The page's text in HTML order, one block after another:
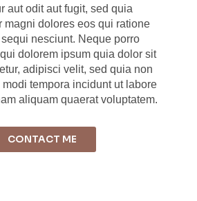
aut odit aut fugit, sed quia
magni dolores eos qui ratione
nesciunt. Neque porro
dolorem ipsum quia dolor sit
adipisci velit, sed quia non
tempora incidunt ut labore
aliquam quaerat voluptatem.
CONTACT ME